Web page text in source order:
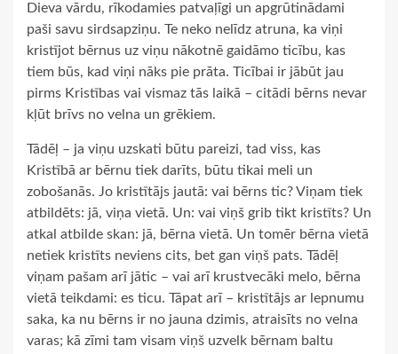
Dieva vārdu, rīkodamies patvaļīgi un apgrūtinādami
paši savu sirdsapziņu. Te neko nelīdz atruna, ka viņi
kristījot bērnus uz viņu nākotnē gaidāmo ticību, kas
tiem būs, kad viņi nāks pie prāta. Ticībai ir jābūt jau
pirms Kristības vai vismaz tās laikā – citādi bērns nevar
kļūt brīvs no velna un grēkiem.
Tādēļ – ja viņu uzskati būtu pareizi, tad viss, kas
Kristībā ar bērnu tiek darīts, būtu tikai meli un
zobošanās. Jo kristītājs jautā: vai bērns tic? Viņam tiek
atbildēts: jā, viņa vietā. Un: vai viņš grib tikt kristīts? Un
atkal atbilde skan: jā, bērna vietā. Un tomēr bērna vietā
netiek kristīts neviens cits, bet gan viņš pats. Tādēļ
viņam pašam arī jātic – vai arī krustvecāki melo, bērna
vietā teikdami: es ticu. Tāpat arī – kristītājs ar lepnumu
saka, ka nu bērns ir no jauna dzimis, atraisīts no velna
varas; kā zīmi tam visam viņš uzvelk bērnam baltu